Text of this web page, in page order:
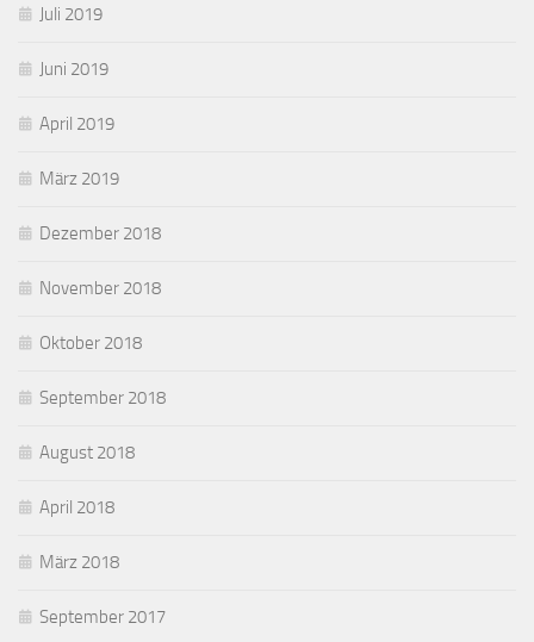
Juli 2019
Juni 2019
April 2019
März 2019
Dezember 2018
November 2018
Oktober 2018
September 2018
August 2018
April 2018
März 2018
September 2017